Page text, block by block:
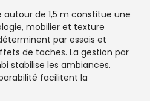
autour de 1,5 m constitue une
mobilier et texture
par essais et
de taches. La gestion par
stabilise les ambiances.
facilitent la